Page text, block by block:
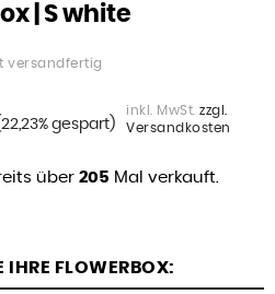
| S white
versandfertig
gespart)
inkl. MwSt. zzgl.
Versandkosten
über 205 Mal verkauft.
FLOWERBOX: